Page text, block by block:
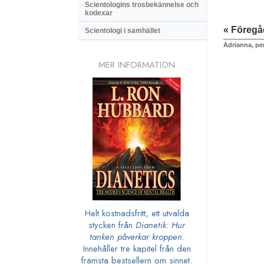
«
Adrianna,
Scientologins trosbekännelse och
kodexar
Scientologi i samhället
MER INFORMATION
Helt kostnadsfritt, ett utvalda
stycken från Dianetik: Hur
tanken påverkar kroppen.
Innehåller tre kapitel från den
främsta bestsellern om sinnet.